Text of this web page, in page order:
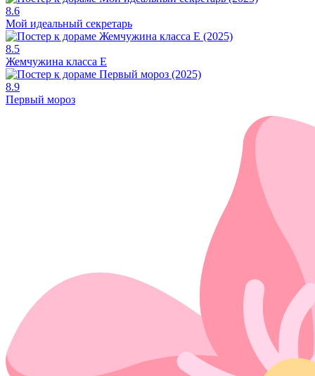
8.6
Мой идеальный секретарь
8.5
Жемчужина класса Е
8.9
Первый мороз